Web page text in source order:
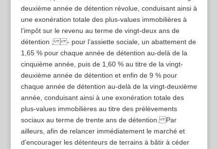
deuxième année de détention révolue, conduisant ainsi à
une exonération totale des plus-values immobilières à
l’impôt sur le revenu au terme de vingt-deux ans de
détention ; - pour l’assiette sociale, un abattement de
1,65 % pour chaque année de détention au-delà de la
cinquième année, puis de 1,60 % au titre de la vingt-
deuxième année de détention et enfin de 9 % pour
chaque année de détention au-delà de la vingt-deuxième
année, conduisant ainsi à une exonération totale des
plus-values immobilières au titre des prélèvements
sociaux au terme de trente ans de détention. Par
ailleurs, afin de relancer immédiatement le marché et
d’encourager les détenteurs de terrains à bâtir à céder